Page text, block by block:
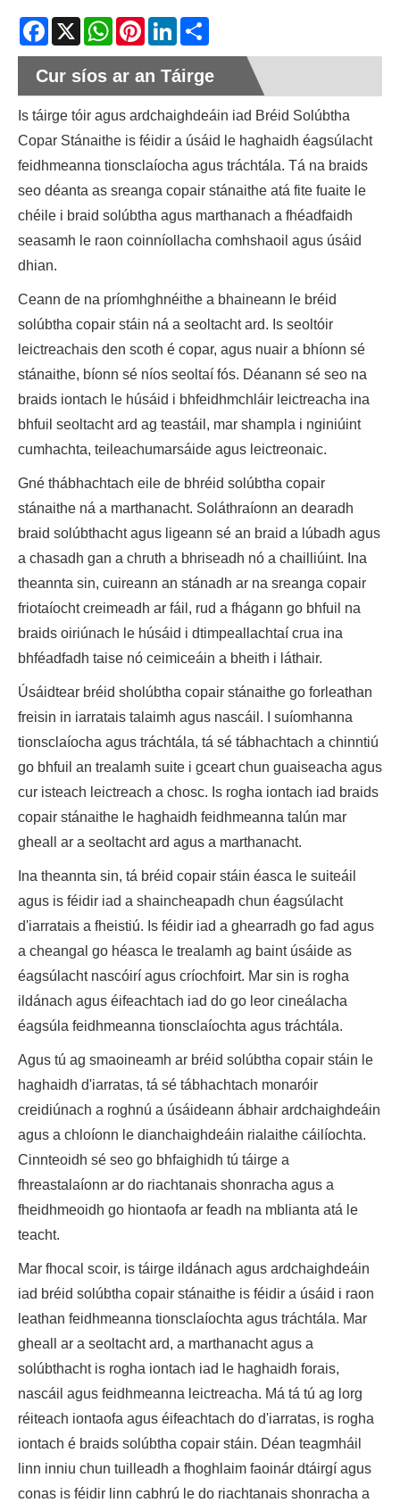
Facebook
X WhatsApp
PinterestLinkedIn
Cur síos ar an Táirge
Is táirge tóir agus ardchaighdeáin iad Bréid Solúbtha
Copar Stánaithe is féidir a úsáid le haghaidh éagsúlacht
feidhmeanna tionsclaíocha agus tráchtála. Tá na braids
seo déanta as sreanga copair stánaithe atá fite fuaite le
chéile i braid solúbtha agus marthanach a fhéadfaidh
seasamh le raon coinníollacha comhshaoil ​​agus úsáid
dhian.
Ceann de na príomhghnéithe a bhaineann le bréid
solúbtha copair stáin ná a seoltacht ard. Is seoltóir
leictreachais den scoth é copar, agus nuair a bhíonn sé
stánaithe, bíonn sé níos seoltaí fós. Déanann sé seo na
braids iontach le húsáid i bhfeidhmchláir leictreacha ina
bhfuil seoltacht ard ag teastáil, mar shampla i nginiúint
cumhachta, teileachumarsáide agus leictreonaic.
Gné thábhachtach eile de bhréid solúbtha copair
stánaithe ná a marthanacht. Soláthraíonn an dearadh
braid solúbthacht agus ligeann sé an braid a lúbadh agus
a chasadh gan a chruth a bhriseadh nó a chailliúint. Ina
theannta sin, cuireann an stánadh ar na sreanga copair
friotaíocht creimeadh ar fáil, rud a fhágann go bhfuil na
braids oiriúnach le húsáid i dtimpeallachtaí crua ina
bhféadfadh taise nó ceimiceáin a bheith i láthair.
Úsáidtear bréid sholúbtha copair stánaithe go forleathan
freisin in iarratais talaimh agus nascáil. I suíomhanna
tionsclaíocha agus tráchtála, tá sé tábhachtach a chinntiú
go bhfuil an trealamh suite i gceart chun guaiseacha agus
cur isteach leictreach a chosc. Is rogha iontach iad braids
copair stánaithe le haghaidh feidhmeanna talún mar
gheall ar a seoltacht ard agus a marthanacht.
Ina theannta sin, tá bréid copair stáin éasca le suiteáil
agus is féidir iad a shaincheapadh chun éagsúlacht
d'iarratais a fheistiú. Is féidir iad a ghearradh go fad agus
a cheangal go héasca le trealamh ag baint úsáide as
éagsúlacht nascóirí agus críochfoirt. Mar sin is rogha
ildánach agus éifeachtach iad do go leor cineálacha
éagsúla feidhmeanna tionsclaíochta agus tráchtála.
Agus tú ag smaoineamh ar bréid solúbtha copair stáin le
haghaidh d'iarratas, tá sé tábhachtach monaróir
creidiúnach a roghnú a úsáideann ábhair ardchaighdeáin
agus a chloíonn le dianchaighdeáin rialaithe cáilíochta.
Cinnteoidh sé seo go bhfaighidh tú táirge a
fhreastalaíonn ar do riachtanais shonracha agus a
fheidhmeoidh go hiontaofa ar feadh na mblianta atá le
teacht.
Mar fhocal scoir, is táirge ildánach agus ardchaighdeáin
iad bréid solúbtha copair stánaithe is féidir a úsáid i raon
leathan feidhmeanna tionsclaíochta agus tráchtála. Mar
gheall ar a seoltacht ard, a marthanacht agus a
solúbthacht is rogha iontach iad le haghaidh forais,
nascáil agus feidhmeanna leictreacha. Má tá tú ag lorg
réiteach iontaofa agus éifeachtach do d'iarratas, is rogha
iontach é braids solúbtha copair stáin. Déan teagmháil
linn inniu chun tuilleadh a fhoghlaim faoinár dtáirgí agus
conas is féidir linn cabhrú le do riachtanais shonracha a